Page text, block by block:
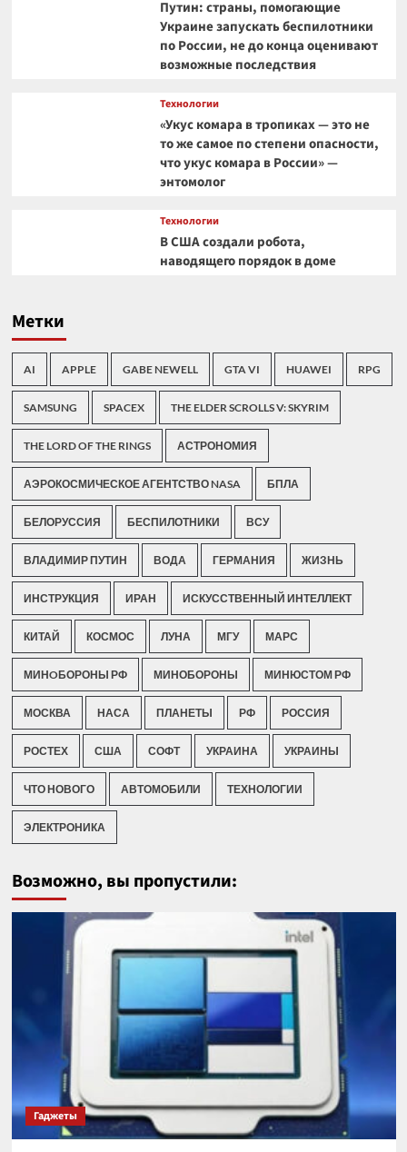
Путин: страны, помогающие
Украине запускать беспилотники
по России, не до конца оценивают
возможные последствия
Технологии
«Укус комара в тропиках — это не
то же самое по степени опасности,
что укус комара в России» —
энтомолог
Технологии
В США создали робота,
наводящего порядок в доме
Метки
AI APPLE GABE NEWELL GTA VI HUAWEI RPG
SAMSUNG SPACEX THE ELDER SCROLLS V: SKYRIM
THE LORD OF THE RINGS АСТРОНОМИЯ
АЭРОКОСМИЧЕСКОЕ АГЕНТСТВО NASA БПЛА
БЕЛОРУССИЯ БЕСПИЛОТНИКИ ВСУ
ВЛАДИМИР ПУТИН ВОДА ГЕРМАНИЯ ЖИЗНЬ
ИНСТРУКЦИЯ ИРАН ИСКУССТВЕННЫЙ ИНТЕЛЛЕКТ
КИТАЙ КОСМОС ЛУНА МГУ МАРС
МИНOБОРОНЫ РФ МИНОБОРОНЫ МИНЮСТОМ РФ
МОСКВА НАСА ПЛАНЕТЫ РФ РОССИЯ
РОСТЕХ США СОФТ УКРАИНА УКРАИНЫ
ЧТО НОВОГО АВТОМОБИЛИ ТЕХНОЛОГИИ
ЭЛЕКТРОНИКА
Возможно, вы пропустили:
Гаджеты